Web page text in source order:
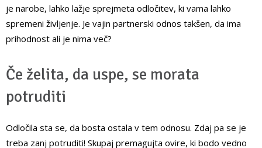
je narobe, lahko lažje sprejmeta odločitev, ki vama lahko
spremeni življenje. Je vajin partnerski odnos takšen, da ima
prihodnost ali je nima več?
Če želita, da uspe, se morata
potruditi
Odločila sta se, da bosta ostala v tem odnosu. Zdaj pa se je
treba zanj potruditi! Skupaj premagujta ovire, ki bodo vedno